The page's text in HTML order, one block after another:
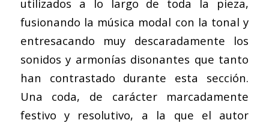
utilizados a lo largo de toda la pieza,
fusionando la música modal con la tonal y
entresacando muy descaradamente los
sonidos y armonías disonantes que tanto
han contrastado durante esta sección.
Una coda, de carácter marcadamente
festivo y resolutivo, a la que el autor